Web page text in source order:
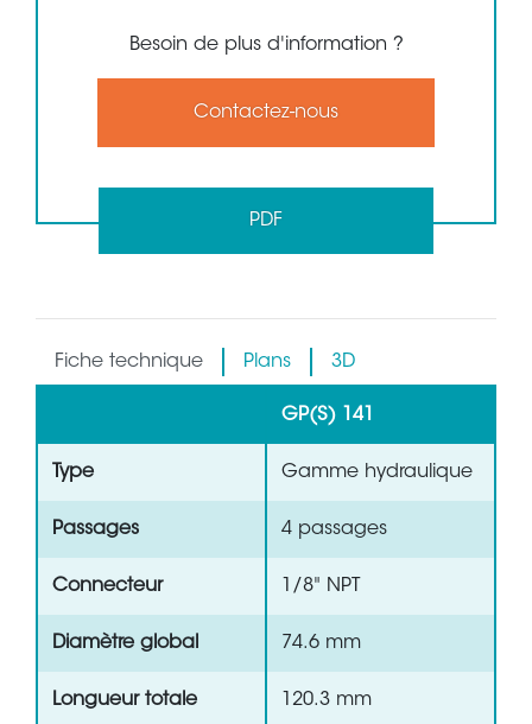
Besoin de plus d'information ?
Contactez-nous
PDF
Fiche technique Plans 3D
GP(S) 141
Type Gamme hydraulique
Passages 4 passages
Connecteur 1/8" NPT
Diamètre global 74.6 mm
Longueur totale 120.3 mm